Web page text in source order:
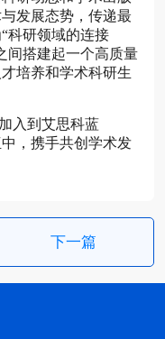
发展态势，传递最
科研领域的连接
间搭建起一个高质量
培养和学术科研生
入到艾思科蓝
中，携手共创学术发
下一篇